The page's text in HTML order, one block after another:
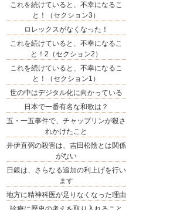
これを続けていると、不幸になるこ
と！（セクション3）
ロレックスがなくなった！
これを続けていると、不幸になるこ
と！2（セクション2）
これを続けていると、不幸になるこ
と！（セクション1）
世の中はデジタル化に向かっている
日本で一番有名な和歌は？
五・一五事件で、チャップリンが殺さ
れかけたこと
井伊直弼の殺害は、吉田松陰とは関係
がない
日銀は、さらなる追加の利上げを行い
ます
地方に精神科医が足りなくなった理由